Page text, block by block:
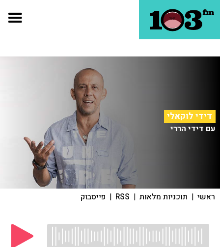
דידי לוקאלי
עם דידי הררי
ראשי | תוכניות מלאות |
RSS
| פייסבוק